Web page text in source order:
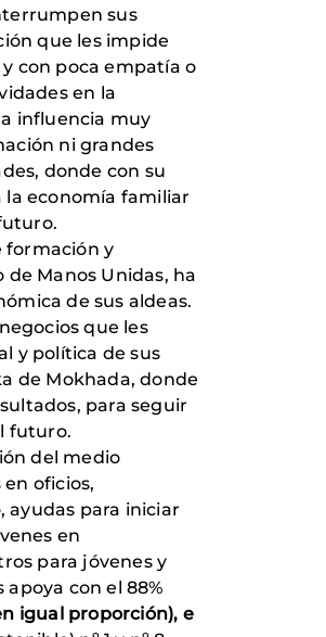
sus
que les impide
con poca empatía o
en la
influencia muy
ni grandes
donde con su
la economía familiar
formación y
Manos Unidas, ha
de sus aldeas.
que les
y política de sus
de Mokhada, donde
para seguir
futuro.
del medio
oficios,
ayudas para iniciar
en
para jóvenes y
con el 88%
igual proporción), e